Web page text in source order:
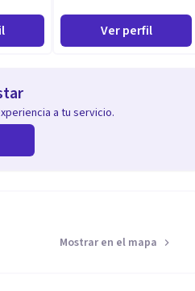
Ver perfil
a tu servicio.
Mostrar en el mapa